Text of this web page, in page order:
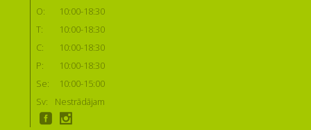
O:
10:00-18:30
T:
10:00-18:30
C:
10:00-18:30
P:
10:00-18:30
Se:
10:00-15:00
Sv:
Nestrādājam